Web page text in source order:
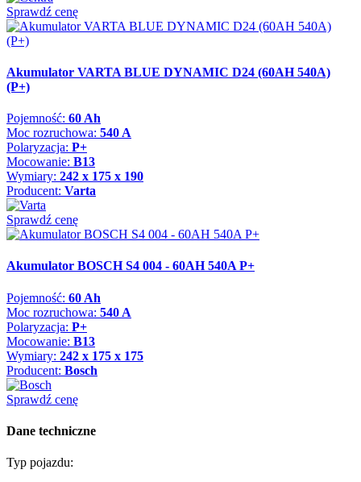
Sprawdź cenę
Akumulator VARTA BLUE DYNAMIC D24 (60AH 540A)
(P+)
Pojemność: 60 Ah
Moc rozruchowa: 540 A
Polaryzacja: P+
Mocowanie: B13
Wymiary: 242 x 175 x 190
Producent: Varta
Sprawdź cenę
Akumulator BOSCH S4 004 - 60AH 540A P+
Pojemność: 60 Ah
Moc rozruchowa: 540 A
Polaryzacja: P+
Mocowanie: B13
Wymiary: 242 x 175 x 175
Producent: Bosch
Sprawdź cenę
Dane techniczne
Typ pojazdu: